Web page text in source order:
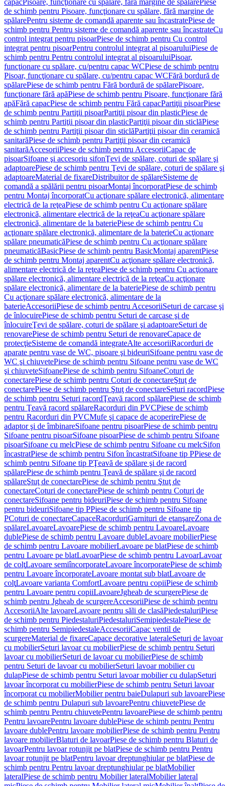
capacPisoare, funcţionare cu spălare, fără margine de spălarePiese
de schimb pentru Pisoare, funcţionare cu spălare, fără margine de
spălarePentru sisteme de comandă aparente sau încastratePiese de
schimb pentru Pentru sisteme de comandă aparente sau încastrateCu
control integrat pentru pisoarPiese de schimb pentru Cu control
integrat pentru pisoarPentru controlul integrat al pisoaruluiPiese de
schimb pentru Pentru controlul integrat al pisoaruluiPisoar,
funcţionare cu spălare, cu/pentru capac WCPiese de schimb pentru
Pisoar, funcţionare cu spălare, cu/pentru capac WCFără bordură de
spălarePiese de schimb pentru Fără bordură de spălarePisoare,
funcţionare fără apăPiese de schimb pentru Pisoare, funcţionare fără
apăFără capacPiese de schimb pentru Fără capacPartiţii pisoarPiese
de schimb pentru Partiţii pisoarPartiţii pisoar din plasticPiese de
schimb pentru Partiţii pisoar din plasticPartiţii pisoar din sticlăPiese
de schimb pentru Partiţii pisoar din sticlăPartiţii pisoar din ceramică
sanitarăPiese de schimb pentru Partiţii pisoar din ceramică
sanitarăAccesoriiPiese de schimb pentru AccesoriiCapac de
pisoarSifoane şi accesoriu sifonŢevi de spălare, coturi de spălare şi
adaptoarePiese de schimb pentru Ţevi de spălare, coturi de spălare şi
adaptoareMaterial de fixareDistribuitor de spălareSisteme de
comandă a spălării pentru pisoarMontaj încorporatPiese de schimb
pentru Montaj încorporatCu acţionare spălare electronică, alimentare
electrică de la reţeaPiese de schimb pentru Cu acţionare spălare
electronică, alimentare electrică de la reţeaCu acţionare spălare
electronică, alimentare de la bateriePiese de schimb pentru Cu
acţionare spălare electronică, alimentare de la baterieCu acţionare
spălare pneumaticăPiese de schimb pentru Cu acţionare spălare
pneumaticăBasicPiese de schimb pentru BasicMontaj aparentPiese
de schimb pentru Montaj aparentCu acţionare spălare electronică,
alimentare electrică de la reţeaPiese de schimb pentru Cu acţionare
spălare electronică, alimentare electrică de la reţeaCu acţionare
spălare electronică, alimentare de la bateriePiese de schimb pentru
Cu acţionare spălare electronică, alimentare de la
baterieAccesoriiPiese de schimb pentru AccesoriiSeturi de carcase şi
de înlocuirePiese de schimb pentru Seturi de carcase şi de
înlocuireŢevi de spălare, coturi de spălare şi adaptoareSeturi de
renovarePiese de schimb pentru Seturi de renovareCapace de
protecţieSisteme de comandă integrateAlte accesoriiRacorduri de
aparate pentru vase de WC, pisoare şi bideuriSifoane pentru vase de
WC şi chiuvetePiese de schimb pentru Sifoane pentru vase de WC
şi chiuveteSifoanePiese de schimb pentru SifoaneCoturi de
conectarePiese de schimb pentru Coturi de conectareŞtuţ de
conectarePiese de schimb pentru Ştuţ de conectareSeturi racordPiese
de schimb pentru Seturi racordŢeavă racord spălarePiese de schimb
pentru Ţeavă racord spălareRacorduri din PVCPiese de schimb
pentru Racorduri din PVCMufe şi capace de acoperirePiese de
adaptor şi de îmbinareSifoane pentru pisoarPiese de schimb pentru
Sifoane pentru pisoarSifoane pisoarPiese de schimb pentru Sifoane
pisoarSifoane cu melcPiese de schimb pentru Sifoane cu melcSifon
încastratPiese de schimb pentru Sifon încastratSifoane tip PPiese de
schimb pentru Sifoane tip PŢeavă de spălare şi de racord
spălarePiese de schimb pentru Ţeavă de spălare şi de racord
spălareŞtuţ de conectarePiese de schimb pentru Ştuţ de
conectareCoturi de conectarePiese de schimb pentru Coturi de
conectareSifoane pentru bideuriPiese de schimb pentru Sifoane
pentru bideuriSifoane tip PPiese de schimb pentru Sifoane tip
PCoturi de conectareCapaceRacorduriGarnituri de etanşareZona de
spălareLavoareLavoarePiese de schimb pentru LavoareLavoare
dublePiese de schimb pentru Lavoare dubleLavoare mobilierPiese
de schimb pentru Lavoare mobilierLavoare pe blatPiese de schimb
pentru Lavoare pe blatLavoarPiese de schimb pentru LavoarLavoar
de colţLavoare semiîncorporateLavoare încorporatePiese de schimb
pentru Lavoare încorporateLavoare montat sub blatLavoare de
colţLavoare varianta ComfortLavoare pentru copiiPiese de schimb
pentru Lavoare pentru copiiLavoareJgheab de scurgerePiese de
schimb pentru Jgheab de scurgereAccesoriiPiese de schimb pentru
AccesoriiAlte lavoareLavoare pentru săli de clasăPiedestaluriPiese
de schimb pentru PiedestaluriPiedestaluriSemipiedestalePiese de
schimb pentru SemipiedestaleAccesoriiCapac ventil de
scurgereMaterial de fixareCapace decorative lateraleSeturi de lavoar
cu mobilierSeturi lavoar cu mobilierPiese de schimb pentru Seturi
lavoar cu mobilierSeturi de lavoar cu mobilierPiese de schimb
pentru Seturi de lavoar cu mobilierSeturi lavoar mobilier cu
dulapPiese de schimb pentru Seturi lavoar mobilier cu dulapSeturi
lavoar încorporat cu mobilierPiese de schimb pentru Seturi lavoar
încorporat cu mobilierMobilier pentru baieDulapuri sub lavoarePiese
de schimb pentru Dulapuri sub lavoarePentru chiuvetePiese de
schimb pentru Pentru chiuvetePentru lavoarePiese de schimb pentru
Pentru lavoarePentru lavoare dublePiese de schimb pentru Pentru
lavoare dublePentru lavoare mobilierPiese de schimb pentru Pentru
lavoare mobilierBlaturi de lavoarPiese de schimb pentru Blaturi de
lavoarPentru lavoar rotunjit pe blatPiese de schimb pentru Pentru
lavoar rotunjit pe blatPentru lavoar dreptunghiular pe blatPiese de
schimb pentru Pentru lavoar dreptunghiular pe blatMobilier
lateralPiese de schimb pentru Mobilier lateralMobilier lateral